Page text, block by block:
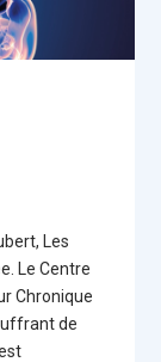
Les
Le Centre
Chronique
de